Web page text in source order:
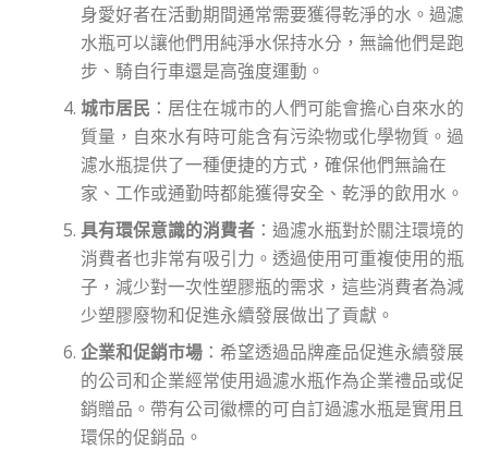
身愛好者在活動期間通常需要獲得乾淨的水。過濾
水瓶可以讓他們用純淨水保持水分，無論他們是跑
步、騎自行車還是高強度運動。
城市居民 ：居住在城市的人們可能會擔心自來水的
質量，自來水有時可能含有污染物或化學物質。過
濾水瓶提供了一種便捷的方式，確保他們無論在
家、工作或通勤時都能獲得安全、乾淨的飲用水。
具有環保意識的消費者 ：過濾水瓶對於關注環境的
消費者也非常有吸引力。透過使用可重複使用的瓶
子，減少對一次性塑膠瓶的需求，這些消費者為減
少塑膠廢物和促進永續發展做出了貢獻。
企業和促銷市場 ：希望透過品牌產品促進永續發展
的公司和企業經常使用過濾水瓶作為企業禮品或促
銷贈品。帶有公司徽標的可自訂過濾水瓶是實用且
環保的促銷品。